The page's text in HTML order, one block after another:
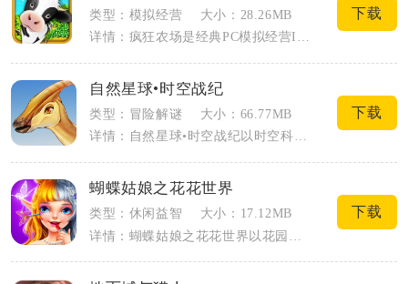
类型：模拟经营
大小：28.26MB
详情：疯狂农场是经典PC模拟经营IP移植的移动端休闲养成游戏，主打轻量化农场运营与...
下载
自然星球•时空战纪
类型：冒险解谜
大小：66.77MB
详情：自然星球•时空战纪以时空科考探险为核心主线，玩家跟随奥博士驾驶时空飞船穿梭不...
下载
蝴蝶姑娘之花花世界
类型：休闲益智
大小：17.12MB
下载